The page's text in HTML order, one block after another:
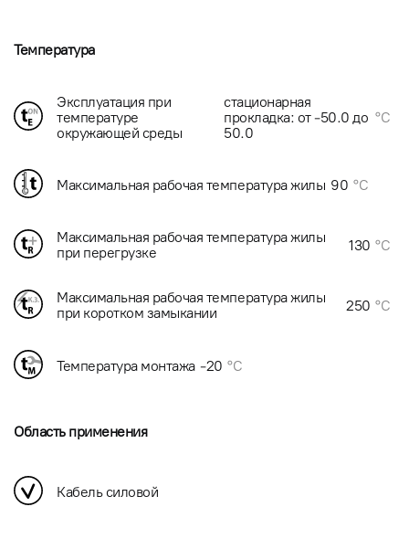
Температура
Эксплуатация при
температуре
окружающей среды
стационарная
прокладка: от -50.0 до
50.0
°C
Максимальная рабочая температура жилы 90 °C
Максимальная рабочая температура жилы
при перегрузке
130 °C
Максимальная рабочая температура жилы
при коротком замыкании
250 °C
Температура монтажа -20 °C
Область применения
Кабель силовой